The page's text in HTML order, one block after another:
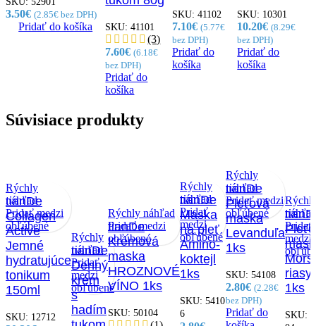
3.50€ (2.85€ bez DPH)
Pridať do košíka SKU:41101
(3)
7.60€ (6.18€
bez DPH)
Pridať do
košíka
SKU: 41102
7.10€ (5.77€
bez DPH)
Pridať do
košíka
SKU: 10301
10.20€ (8.29€
bez DPH)
Pridať do
košíka
Súvisiace produkty
Rýchly
náhľad
Pridať medzi
obľúbené
tianDe
Collagen
Active
Jemné
hydratujúce
tonikum
150ml
SKU: 12712
Rýchly
náhľad
Pridať
medzi
obľúbené
tianDe
Denný
krém
s
hadím
Rýchly náhľad
Pridať medzi
obľúbené
tianDe
Krémová
maska
HROZNOVÉ
VÍNO 1ks
SKU: 50104
Rýchly
náhľad
Pridať
medzi
obľúbené
tianDe
Maska
na pleť
Amino-
koktejl
1ks
SKU: 5410
6
Rýchly
náhľad
Pridať medzi
obľúbené
tianDe
Pleťová
maska
Levanduľa
1ks
SKU: 54108
2.80€ (2.28€
bez DPH)
Pridať do
náhľad
Pridať
medzi
riasy
1ks
SKU: